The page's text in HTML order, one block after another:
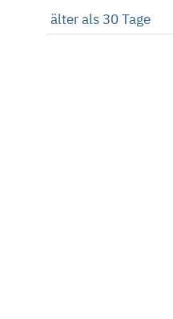
älter als 30 Tage